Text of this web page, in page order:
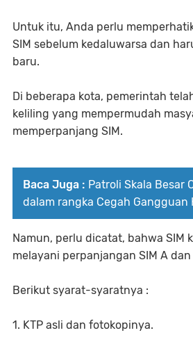
Untuk itu, Anda perlu
SIM sebelum kedaluwarsa dan
baru.
Di beberapa kota, pemerintah
keliling yang mempermudah
memperpanjang SIM.
Baca Juga : Patroli Skala Besar
dalam rangka Cegah Gangguan
Namun, perlu dicatat, bahwa SIM
melayani perpanjangan SIM A dan
Berikut syarat-syaratnya :
1. KTP asli dan fotokopinya.